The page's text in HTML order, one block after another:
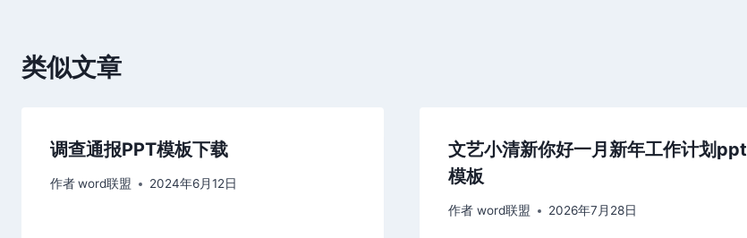
类似文章
调查通报PPT模板下载
作者word联盟 2024年6月12日
文艺小清新你好一月新年工作计划ppt
模板
作者 word联盟 2026年7月28日